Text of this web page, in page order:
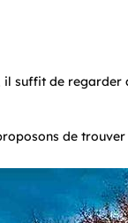
suffit de
de